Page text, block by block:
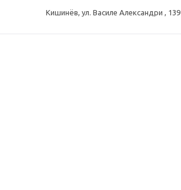
Кишинёв, ул. Василе Александри , 139